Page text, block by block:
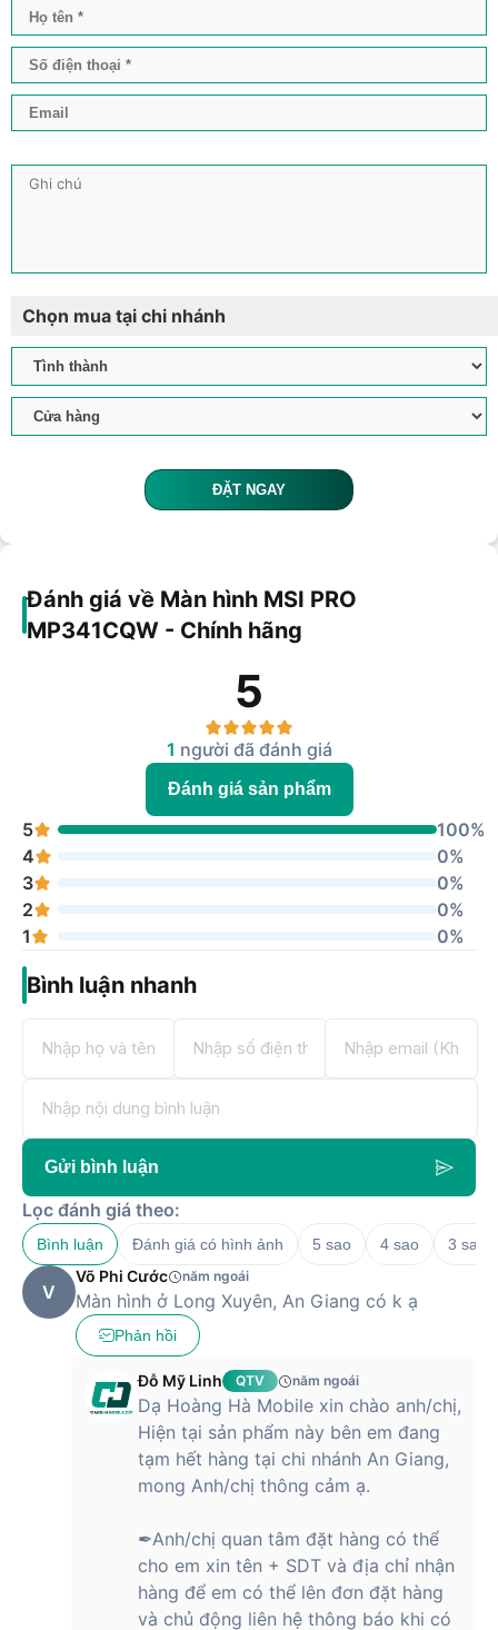
Chọn mua tại chi nhánh
ĐẶT NGAY
Đánh giá về Màn hình MSI PRO
MP341CQW - Chính hãng
5
1 người đã đánh giá
Đánh giá sản phẩm
5
100%
4
0%
3
0%
2
0%
1
0%
Bình luận nhanh
Gửi bình luận
Lọc đánh giá theo:
Bình luận Đánh giá có hình ảnh 5 sao 4 sao 3 sao
V
Võ Phi Cước năm ngoái
Màn hình ở Long Xuyên, An Giang có k ạ
Phản hồi
Đỗ Mỹ Linh QTV năm ngoái
Dạ Hoàng Hà Mobile xin chào anh/chị,
Hiện tại sản phẩm này bên em đang
tạm hết hàng tại chi nhánh An Giang,
mong Anh/chị thông cảm ạ.
✒Anh/chị quan tâm đặt hàng có thể
cho em xin tên + SDT và địa chỉ nhận
hàng để em có thể lên đơn đặt hàng
và chủ động liên hệ thông báo khi có